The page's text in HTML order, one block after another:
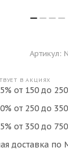
Артикул:
В АКЦИЯХ
от 150 до
от 250 до
от 350 до
доставка